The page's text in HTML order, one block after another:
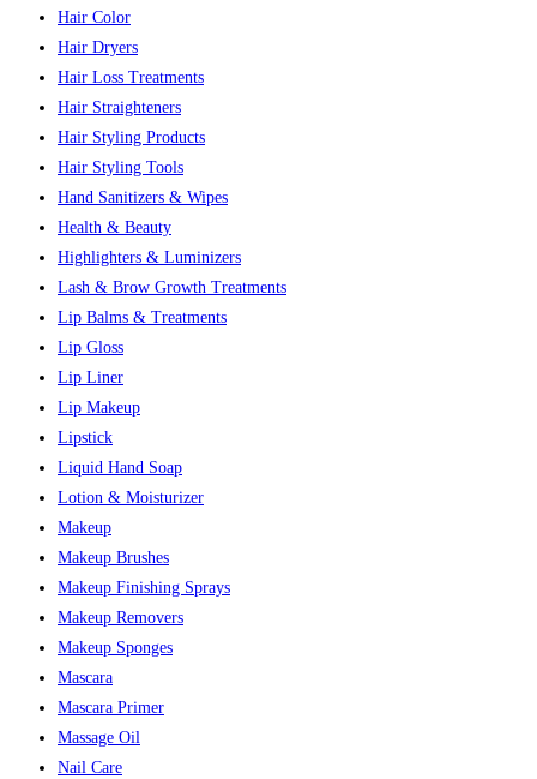
Hair Color
Hair Dryers
Hair Loss Treatments
Hair Straighteners
Hair Styling Products
Hair Styling Tools
Hand Sanitizers & Wipes
Health & Beauty
Highlighters & Luminizers
Lash & Brow Growth Treatments
Lip Balms & Treatments
Lip Gloss
Lip Liner
Lip Makeup
Lipstick
Liquid Hand Soap
Lotion & Moisturizer
Makeup
Makeup Brushes
Makeup Finishing Sprays
Makeup Removers
Makeup Sponges
Mascara
Mascara Primer
Massage Oil
Nail Care